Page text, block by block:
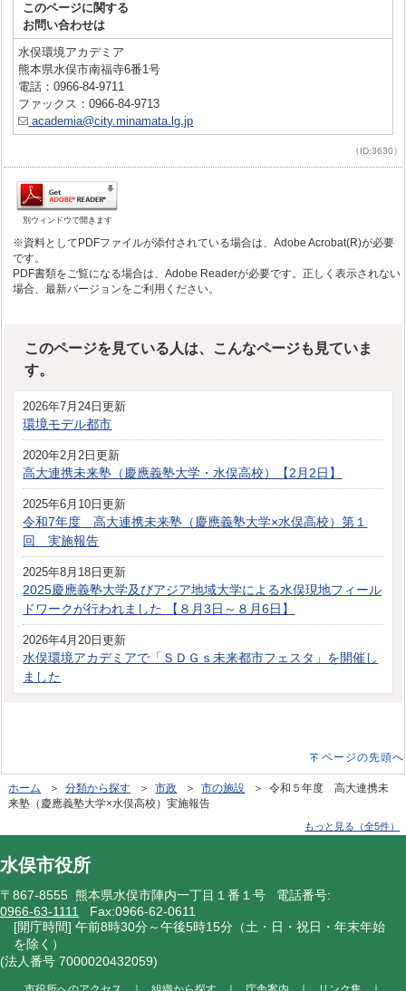
このページに関する
お問い合わせは
水俣環境アカデミア
熊本県水俣市南福寺6番1号
電話：0966-84-9711
ファックス：0966-84-9713
academia@city.minamata.lg.jp
（ID:3630）
別ウィンドウで開きます
※資料としてPDFファイルが添付されている場合は、Adobe Acrobat(R)が必要
です。
PDF書類をご覧になる場合は、Adobe Readerが必要です。正しく表示されない
場合、最新バージョンをご利用ください。
このページを見ている人は、こんなページも見ていま
す。
2026年7月24日更新
環境モデル都市
2020年2月2日更新
高大連携未来塾（慶應義塾大学・水俣高校）【2月2日】
2025年6月10日更新
令和7年度 高大連携未来塾（慶應義塾大学×水俣高校）第１
回 実施報告
2025年8月18日更新
2025慶應義塾大学及びアジア地域大学による水俣現地フィール
ドワークが行われました 【８月3日～８月6日】
2026年4月20日更新
水俣環境アカデミアで「ＳＤＧｓ未来都市フェスタ」を開催し
ました
ページの先頭へ
ホーム ＞分類から探す ＞市政 ＞市の施設 ＞ 令和５年度 高大連携未
来塾（慶應義塾大学×水俣高校）実施報告
もっと見る（全5件）
水俣市役所
〒867-8555 熊本県水俣市陣内一丁目１番１号 電話番号:
0966-63-1111 Fax:0966-62-0611
[開庁時間] 午前8時30分～午後5時15分（土・日・祝日・年末年始
を除く）
(法人番号 7000020432059)